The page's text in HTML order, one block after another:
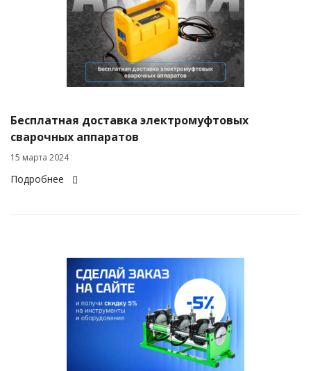
Бесплатная доставка электромуфтовых
сварочных аппаратов
15 марта 2024
Подробнее